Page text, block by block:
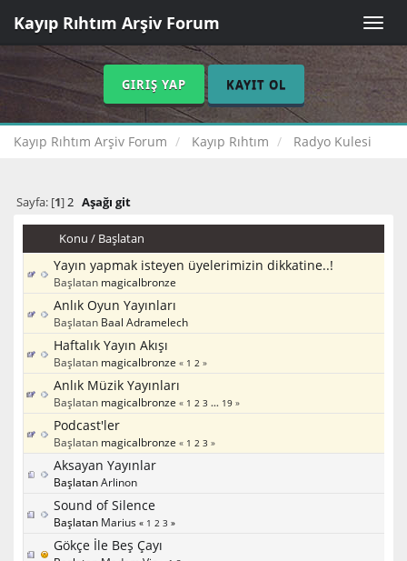
Toggle
Kayıp Rıhtım Arşiv Forum
GIRIŞ YAP KAYIT OL
Kayıp Rıhtım Arşiv Forum Kayıp Rıhtım Radyo Kulesi
Sayfa: [1]2 Aşağı git
Konu / Başlatan
Yayın yapmak isteyen üyelerimizin dikkatine..!
Başlatan magicalbronze
Anlık Oyun Yayınları
Başlatan Baal Adramelech
Haftalık Yayın Akışı
Başlatan magicalbronze « 1 2 »
Anlık Müzik Yayınları
Başlatan magicalbronze « 1 2 3 ... 19 »
Podcast'ler
Başlatan magicalbronze « 1 2 3 »
Aksayan Yayınlar
BaşlatanArlinon
Sound of Silence
Başlatan Marius « 1 2 3 »
Gökçe İle Beş Çayı